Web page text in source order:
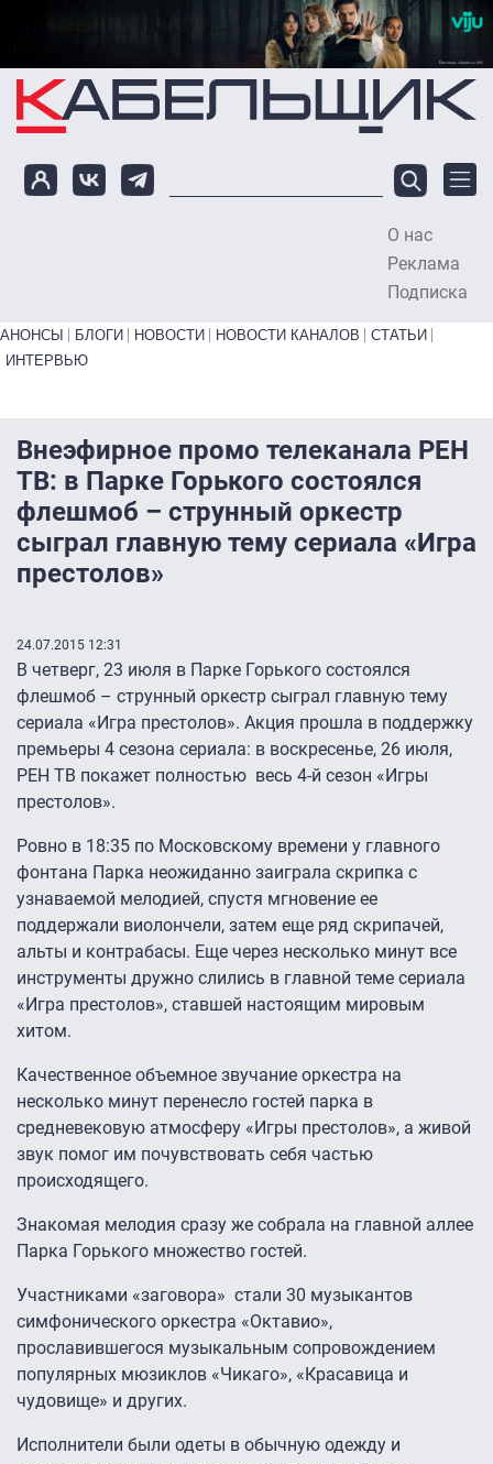
Перейти к основному содержанию
О нас
Реклама
Подписка
Primary links bottom
АНОНСЫ БЛОГИ НОВОСТИ НОВОСТИ КАНАЛОВ
СТАТЬИ
ИНТЕРВЬЮ
Внеэфирное промо телеканала РЕН
ТВ: в Парке Горького состоялся
флешмоб – струнный оркестр
сыграл главную тему сериала «Игра
престолов»
24.07.2015 12:31
В четверг, 23 июля в Парке Горького состоялся
флешмоб – струнный оркестр сыграл главную тему
сериала «Игра престолов». Акция прошла в поддержку
премьеры 4 сезона сериала: в воскресенье, 26 июля,
РЕН ТВ покажет полностью весь 4-й сезон «Игры
престолов».
Ровно в 18:35 по Московскому времени у главного
фонтана Парка неожиданно заиграла скрипка с
узнаваемой мелодией, спустя мгновение ее
поддержали виолончели, затем еще ряд скрипачей,
альты и контрабасы. Еще через несколько минут все
инструменты дружно слились в главной теме сериала
«Игра престолов», ставшей настоящим мировым
хитом.
Качественное объемное звучание оркестра на
несколько минут перенесло гостей парка в
средневековую атмосферу «Игры престолов», а живой
звук помог им почувствовать себя частью
происходящего.
Знакомая мелодия сразу же собрала на главной аллее
Парка Горького множество гостей.
Участниками «заговора» стали 30 музыкантов
симфонического оркестра «Октавио»,
прославившегося музыкальным сопровождением
популярных мюзиклов «Чикаго», «Красавица и
чудовище» и других.
Исполнители были одеты в обычную одежду и